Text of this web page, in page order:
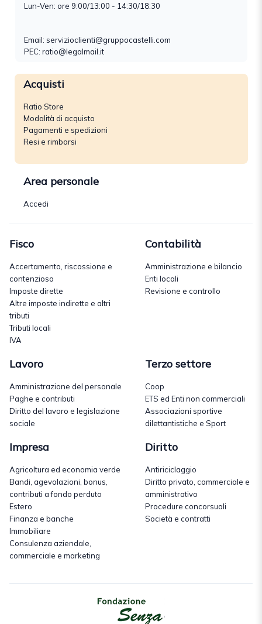
Lun-Ven: ore 9:00/13:00 - 14:30/18:30
Email: servizioclienti@gruppocastelli.com
PEC: ratio@legalmail.it
Acquisti
Ratio Store
Modalità di acquisto
Pagamenti e spedizioni
Resi e rimborsi
Area personale
Accedi
Fisco
Accertamento, riscossione e
contenzioso
Imposte dirette
Altre imposte indirette e altri
tributi
Tributi locali
IVA
Contabilità
Amministrazione e bilancio
Enti locali
Revisione e controllo
Lavoro
Amministrazione del personale
Paghe e contributi
Diritto del lavoro e legislazione
sociale
Terzo settore
Coop
ETS ed Enti non commerciali
Associazioni sportive
dilettantistiche e Sport
Impresa
Agricoltura ed economia verde
Bandi, agevolazioni, bonus,
contributi a fondo perduto
Estero
Finanza e banche
Immobiliare
Consulenza aziendale,
commerciale e marketing
Diritto
Antiriciclaggio
Diritto privato, commerciale e
amministrativo
Procedure concorsuali
Società e contratti